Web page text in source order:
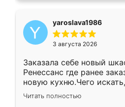
yaroslava1986
3 августа 2026
Заказала себе новый
Ренессанс где ранее
новую кухню.Чего
вполне довольна. Служит
два года, нареканий нет.
Читать полностью